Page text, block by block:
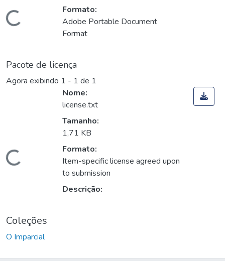
Carregando...
Formato:
Adobe Portable Document
Format
Pacote de licença
Agora exibindo 1 - 1 de 1
Carregando...
Nome:
license.txt
Tamanho:
1,71 KB
Formato:
Item-specific license agreed upon
to submission
Descrição:
Coleções
O Imparcial